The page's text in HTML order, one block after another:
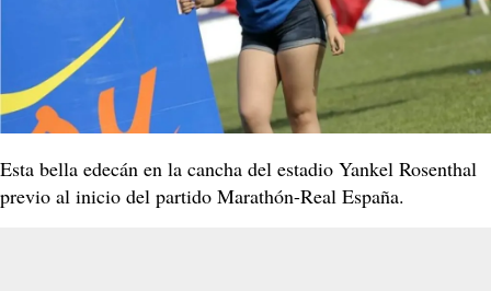
Esta bella edecán en la cancha del estadio Yankel Rosenthal
previo al inicio del partido Marathón-Real España.